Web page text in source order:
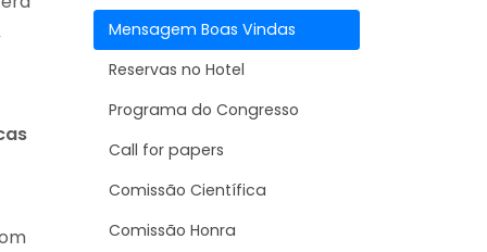
Mensagem Boas Vindas
Reservas no Hotel
Programa do Congresso
Call for papers
Comissão Científica
Comissão Honra